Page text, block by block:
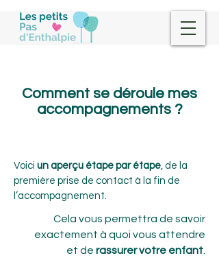
Comment se déroule mes
accompagnements ?
Voici un aperçu étape par étape, de la
première prise de contact à la fin de
l’accompagnement.
Cela vous permettra de savoir
exactement à quoi vous attendre
et de rassurer votre enfant